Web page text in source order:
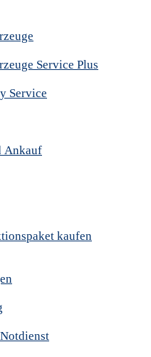
Service Plus
Service
Ankauf
kaufen